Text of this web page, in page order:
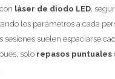
láser de diodo LED,
los parámetros a cada
sesiones suelen espaciarse
solo repasos puntuales